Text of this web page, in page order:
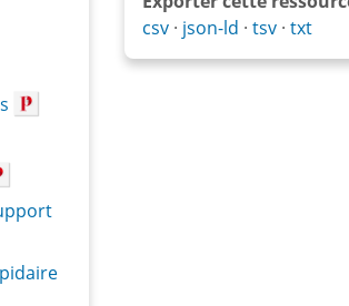
csv json-ld tsv txt